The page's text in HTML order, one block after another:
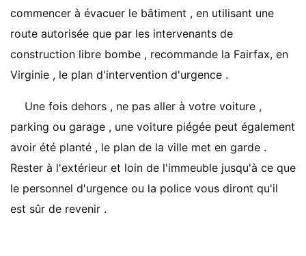
commencer à évacuer le bâtiment , en utilisant une
route autorisée que par les intervenants de
construction libre bombe , recommande la Fairfax, en
Virginie , le plan d'intervention d'urgence .
Une fois dehors , ne pas aller à votre voiture ,
parking ou garage , une voiture piégée peut également
avoir été planté , le plan de la ville met en garde .
Rester à l'extérieur et loin de l'immeuble jusqu'à ce que
le personnel d'urgence ou la police vous diront qu'il
est sûr de revenir .